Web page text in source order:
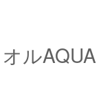
ルAQUA